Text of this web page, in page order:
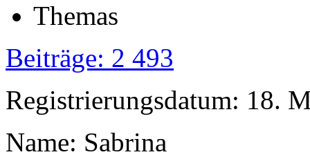
Beiträge: 2 493
Registrierungsdatum: 18.
Name: Sabrina